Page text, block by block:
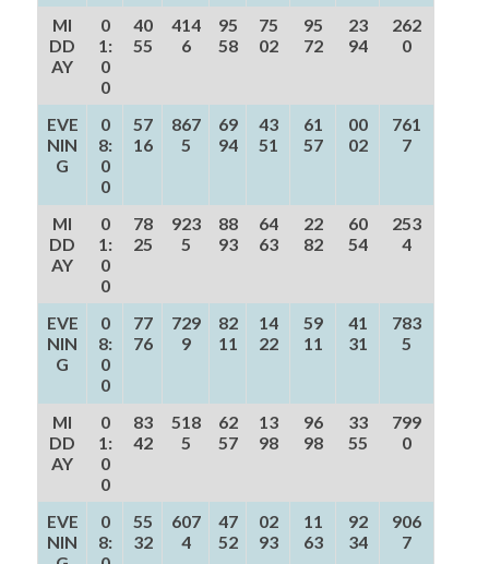
MI
DD
AY
0
1:
0
0
40
55
414
6
95
58
75
02
95
72
23
94
262
0
EVE
NIN
G
0
8:
0
0
57
16
867
5
69
94
43
51
61
57
00
02
761
7
MI
DD
AY
0
1:
0
0
78
25
923
5
88
93
64
63
22
82
60
54
253
4
EVE
NIN
G
0
8:
0
0
77
76
729
9
82
11
14
22
59
11
41
31
783
5
MI
DD
AY
0
1:
0
0
83
42
518
5
62
57
13
98
96
98
33
55
799
0
EVE
NIN
0
8:
55
32
607
4
47
52
02
93
11
63
92
34
906
7